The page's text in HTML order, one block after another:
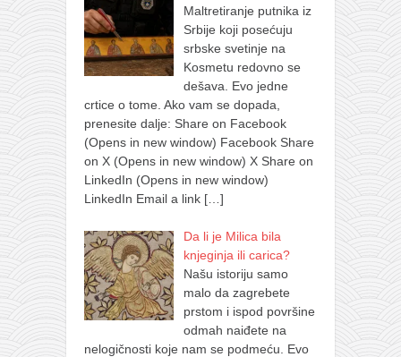
Maltretiranje putnika iz
Srbije koji posećuju
srbske svetinje na
Kosmetu redovno se
dešava. Evo jedne
crtice o tome. Ako vam se dopada,
prenesite dalje: Share on Facebook
(Opens in new window) Facebook Share
on X (Opens in new window) X Share on
LinkedIn (Opens in new window)
LinkedIn Email a link […]
Da li je Milica bila
knjeginja ili carica?
Našu istoriju samo
malo da zagrebete
prstom i ispod površine
odmah naiđete na
nelogičnosti koje nam se podmeću. Evo